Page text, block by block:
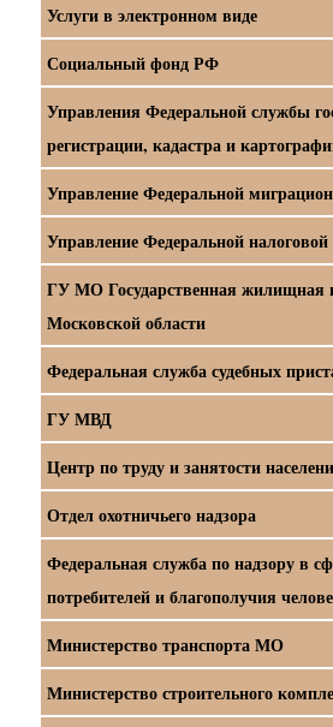
Услуги в электронном виде
Социальный фонд РФ
Управления Федеральной службы
регистрации, кадастра и
Управление Федеральной
Управление Федеральной
ГУ МО Государственная жилищная
Московской области
Федеральная служба судебных
ГУ МВД
Центр по труду и занятости
Отдел охотничьего надзора
Федеральная служба по надзору в
потребителей и благополучия
Министерство транспорта МО
Министерство строительного